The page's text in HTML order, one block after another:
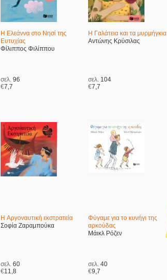
Η Ελεάννα στο Νησί της
Ευτυχίας
Φίλιππος Φιλίππου
σελ. 96
€7,7
Η Γαλάτεια και τα μυρμήγκια
Αντώνης Κρύσιλας
σελ. 104
€7,7
H Αργοναυτική εκστρατεία
Σοφία Ζαραμπούκα
σελ. 60
€11,8
Φύγαμε για το κυνήγι της
αρκούδας
Μάικλ Ρόζεν
σελ. 40
€9,7